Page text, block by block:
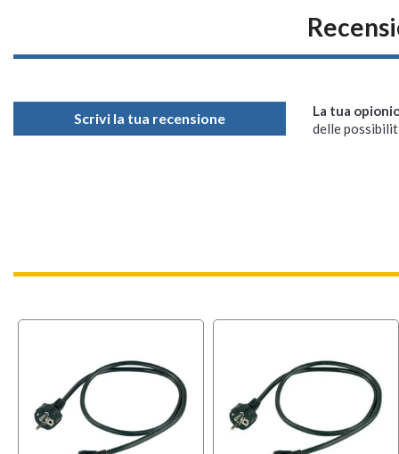
Scrivi la tua recensione La tua
delle